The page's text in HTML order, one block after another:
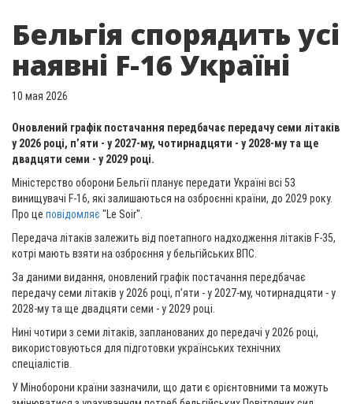
Бельгія спорядить усі
наявні F-16 Україні
10 мая 2026
Оновлений графік постачання передбачає передачу семи літаків
у 2026 році, п’яти - у 2027-му, чотирнадцяти - у 2028-му та ще
двадцяти семи - у 2029 році.
Міністерство оборони Бельгії планує передати Україні всі 53
винищувачі F-16, які залишаються на озброєнні країни, до 2029 року.
Про це повідомляє "Le Soir".
Передача літаків залежить від поетапного надходження літаків F-35,
котрі мають взяти на озброєння у бельгійських ВПС.
За даними видання, оновлений графік постачання передбачає
передачу семи літаків у 2026 році, п’яти - у 2027-му, чотирнадцяти - у
2028-му та ще двадцяти семи - у 2029 році.
Нині чотири з семи літаків, запланованих до передачі у 2026 році,
використовуються для підготовки українських технічних
спеціалістів.
У Міноборони країни зазначили, що дати є орієнтовними та можуть